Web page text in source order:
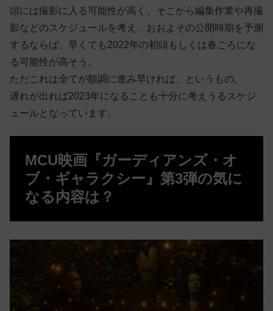
頭には撮影に入る可能性が高く、そこから編集作業や再撮
影などのスケジュールを考え、おおよその公開時期を予測
するならば、早くても2022年の初頭もしくは春ごろにな
る可能性が高そう。
ただこれは全てが順調に進み早ければ、というもの。
遅れが出れば2023年になることも十分に考えうるスケジ
ュールとなっています。
MCU映画『ガーディアンズ・オ
ブ・ギャラクシー』第3弾の気に
なる内容は？